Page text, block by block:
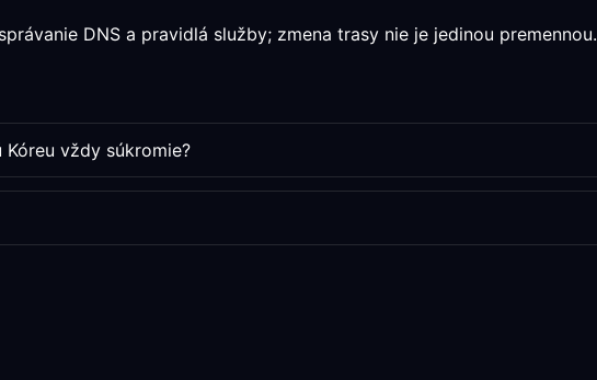
DNS a pravidlá služby; zmena trasy nie je jedinou premennou.
vždy súkromie?